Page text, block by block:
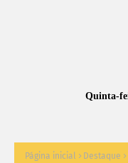
Quinta-
Página inicial Destaque